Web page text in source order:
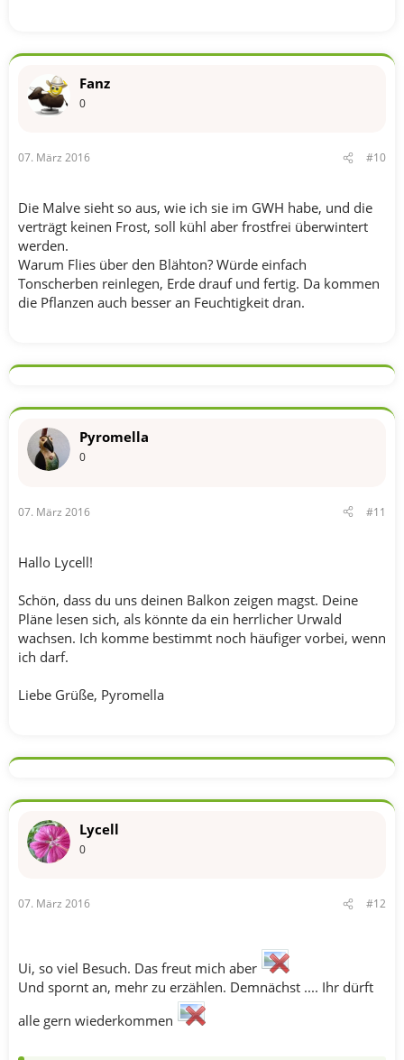
Fanz
0
07. März 2016 #10
Die Malve sieht so aus, wie ich sie im GWH habe, und die
verträgt keinen Frost, soll kühl aber frostfrei überwintert
werden.
Warum Flies über den Blähton? Würde einfach
Tonscherben reinlegen, Erde drauf und fertig. Da kommen
die Pflanzen auch besser an Feuchtigkeit dran.
Pyromella
0
07. März 2016 #11
Hallo Lycell!
Schön, dass du uns deinen Balkon zeigen magst. Deine
Pläne lesen sich, als könnte da ein herrlicher Urwald
wachsen. Ich komme bestimmt noch häufiger vorbei, wenn
ich darf.
Liebe Grüße, Pyromella
Lycell
0
07. März 2016 #12
Ui, so viel Besuch. Das freut mich aber
Und spornt an, mehr zu erzählen. Demnächst .... Ihr dürft
alle gern wiederkommen